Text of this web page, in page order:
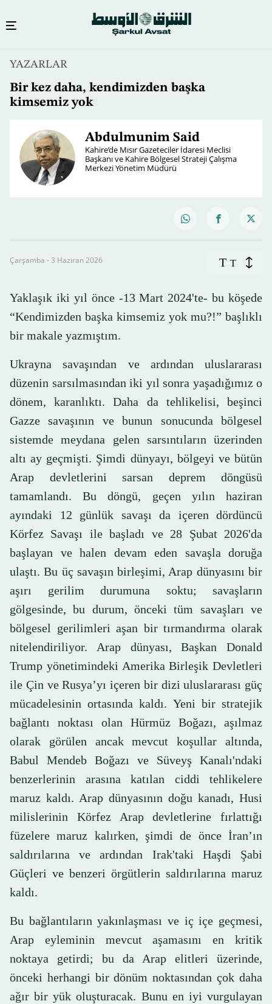
YAZARLAR
Bir kez daha, kendimizden başka
kimsemiz yok
Abdulmunim Said
Kahire’de Mısır Gazeteciler İdaresi Meclisi
Başkanı ve Kahire Bölgesel Strateji Çalışma
Merkezi Yönetim Müdürü
Çarşamba - 3 Haziran 2026 T T
Yaklaşık iki yıl önce -13 Mart 2024'te- bu köşede
“Kendimizden başka kimsemiz yok mu?!” başlıklı
bir makale yazmıştım.
Ukrayna savaşından ve ardından uluslararası
düzenin sarsılmasından iki yıl sonra yaşadığımız o
dönem, karanlıktı. Daha da tehlikelisi, beşinci
Gazze savaşının ve bunun sonucunda bölgesel
sistemde meydana gelen sarsıntıların üzerinden
altı ay geçmişti. Şimdi dünyayı, bölgeyi ve bütün
Arap devletlerini sarsan deprem döngüsü
tamamlandı. Bu döngü, geçen yılın haziran
ayındaki 12 günlük savaşı da içeren dördüncü
Körfez Savaşı ile başladı ve 28 Şubat 2026'da
başlayan ve halen devam eden savaşla doruğa
ulaştı. Bu üç savaşın birleşimi, Arap dünyasını bir
aşırı gerilim durumuna soktu; savaşların
gölgesinde, bu durum, önceki tüm savaşları ve
bölgesel gerilimleri aşan bir tırmandırma olarak
nitelendiriliyor. Arap dünyası, Başkan Donald
Trump yönetimindeki Amerika Birleşik Devletleri
ile Çin ve Rusya’yı içeren bir dizi uluslararası güç
mücadelesinin ortasında kaldı. Yeni bir stratejik
bağlantı noktası olan Hürmüz Boğazı, aşılmaz
olarak görülen ancak mevcut koşullar altında,
Babul Mendeb Boğazı ve Süveyş Kanalı'ndaki
benzerlerinin arasına katılan ciddi tehlikelere
maruz kaldı. Arap dünyasının doğu kanadı, Husi
milislerinin Körfez Arap devletlerine fırlattığı
füzelere maruz kalırken, şimdi de önce İran’ın
saldırılarına ve ardından Irak'taki Haşdi Şabi
Güçleri ve benzeri örgütlerin saldırılarına maruz
kaldı.
Bu bağlantıların yakınlaşması ve iç içe geçmesi,
Arap eyleminin mevcut aşamasını en kritik
noktaya getirdi; bu da Arap elitleri üzerinde,
önceki herhangi bir dönüm noktasından çok daha
ağır bir yük oluşturacak. Bunu en iyi vurgulayan